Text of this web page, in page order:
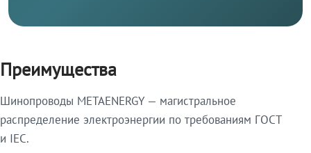
Преимущества
Шинопроводы METAENERGY — магистральное
распределение электроэнергии по требованиям ГОСТ
и IEC.